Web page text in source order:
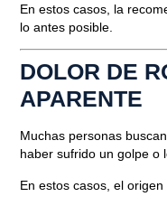
En estos casos, la
lo antes posible.
DOLOR DE
APARENTE
Muchas personas
haber sufrido un golpe o
En estos casos, el